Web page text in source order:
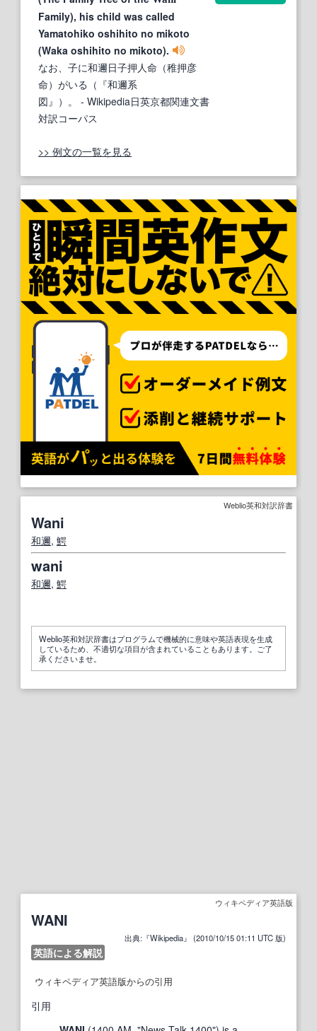
Family), his child was called
Yamatohiko oshihito no mikoto
(Waka oshihito no mikoto).
なお、子に和邇日子押人命（稚押彦
命）がいる（『和邇系
図』）。
- Wikipedia日英京都関連文書
対訳コーパス
>> 例文の一覧を見る
Weblio英和対訳辞書
Wani
和邇, 鰐
wani
和邇, 鰐
Weblio英和対訳辞書はプログラムで機械的に意味や英語表現を生成
しているため、不適切な項目が含まれていることもあります。ご了
承くださいませ。
ウィキペディア英語版
WANI
出典:『Wikipedia』 (2010/10/15 01:11 UTC 版)
英語による解説
ウィキペディア英語版からの引用
引用